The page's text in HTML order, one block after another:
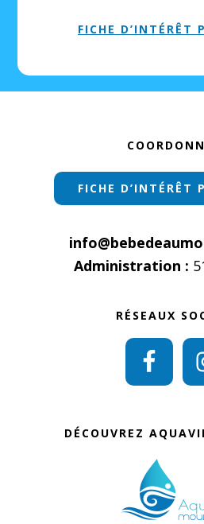
FICHE D’INTÉRÊT
FICHE D’INTÉRÊT
Administration :
RÉSEAUX
DÉCOUVREZ